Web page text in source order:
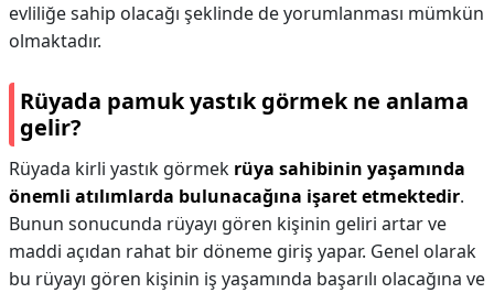
evliliğe sahip olacağı şeklinde de yorumlanması mümkün
olmaktadır.
Rüyada pamuk yastık görmek ne anlama
gelir?
Rüyada kirli yastık görmek rüya sahibinin yaşamında
önemli atılımlarda bulunacağına işaret etmektedir.
Bunun sonucunda rüyayı gören kişinin geliri artar ve
maddi açıdan rahat bir döneme giriş yapar. Genel olarak
bu rüyayı gören kişinin iş yaşamında başarılı olacağına ve